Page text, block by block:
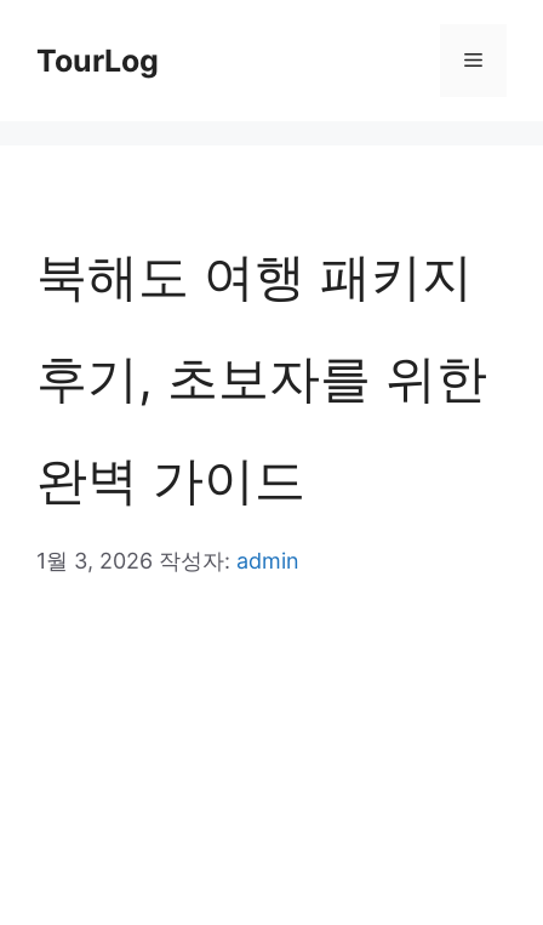
TourLog 메
북해도 여행 패키지
후기, 초보자를 위한
완벽 가이드
1월 3, 2026 작성자: admin